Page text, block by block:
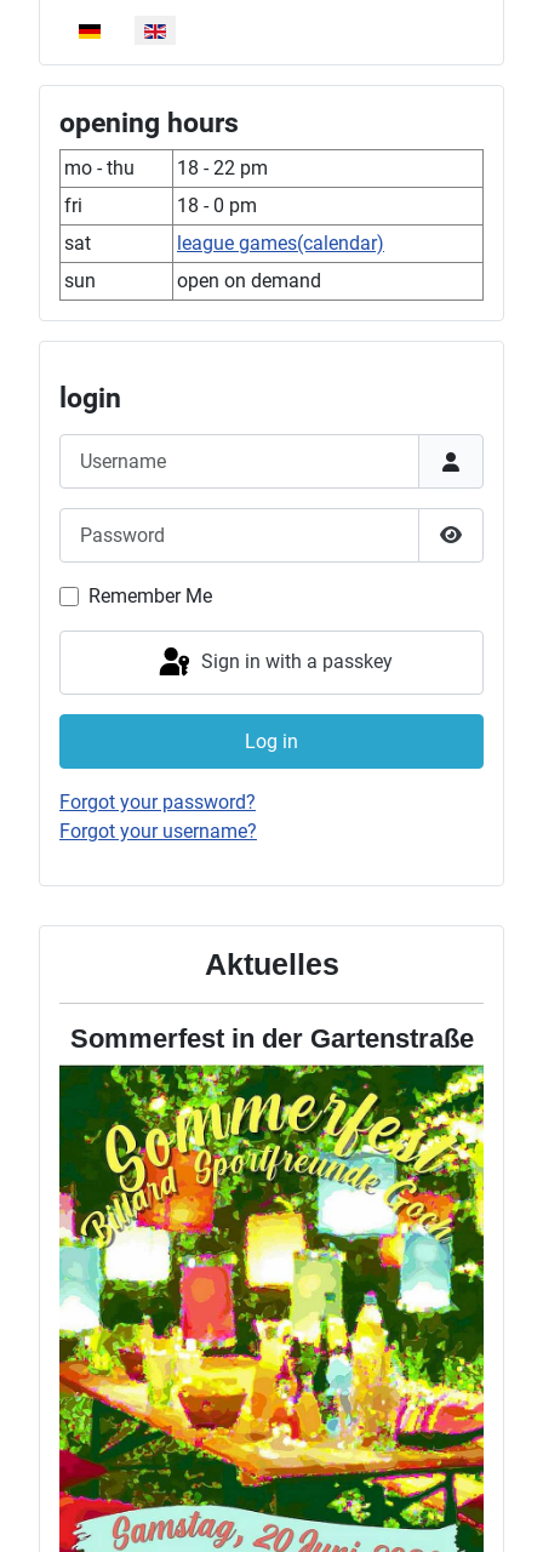
Aktuelles
Sommerfest in der Gartenstraße
opening hours
mo - thu
18 - 22 pm
fri
18 - 0 pm
sat
league games(calendar)
sun
open on demand
login
Show
Remember Me
Sign in with a passkey
Log in
Forgot your password?
Forgot your username?